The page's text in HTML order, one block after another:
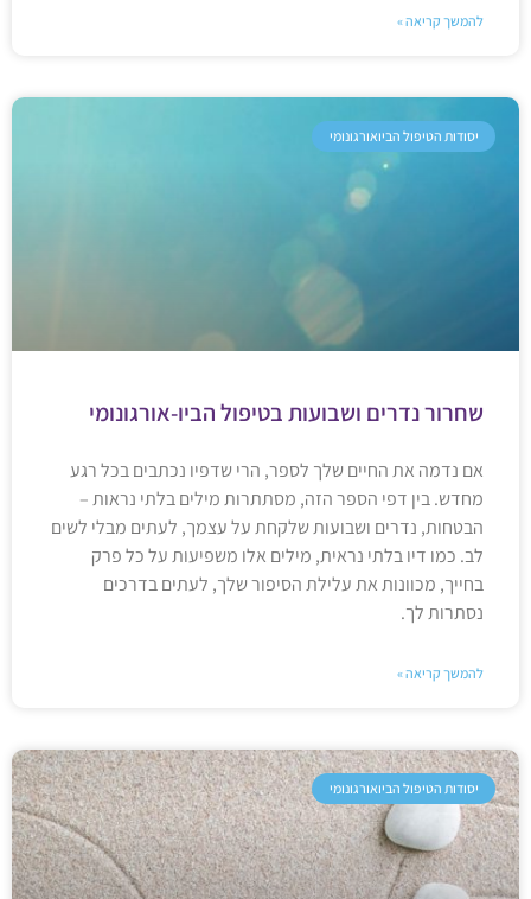
להמשך קריאה »
יסודות הטיפול הביואורגונומי
שחרור נדרים ושבועות בטיפול הביו-אורגונומי
אם נדמה את החיים שלך לספר, הרי שדפיו נכתבים בכל רגע
מחדש. בין דפי הספר הזה, מסתתרות מילים בלתי נראות –
הבטחות, נדרים ושבועות שלקחת על עצמך, לעתים מבלי לשים
לב. כמו דיו בלתי נראית, מילים אלו משפיעות על כל פרק
בחייך, מכוונות את עלילת הסיפור שלך, לעתים בדרכים
נסתרות לך.
להמשך קריאה »
יסודות הטיפול הביואורגונומי